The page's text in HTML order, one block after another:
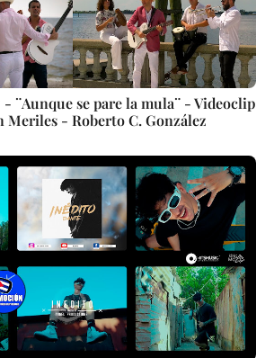
¨Aunque se pare la mula¨ - Videoclip
Meriles - Roberto C. González